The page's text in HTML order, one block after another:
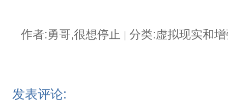
作者:勇哥,很想停止 分类:虚拟现实和
发表评论: